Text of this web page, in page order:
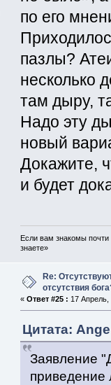
по его
пазлы?
несколько
там дыру,
Надо эту
новый
Докажите,
и будет
Если вам знакомы
знаете»
Re:
отсутствия
« Ответ #25 : 17 Апрель,
Цитата:
Заявление
приведение